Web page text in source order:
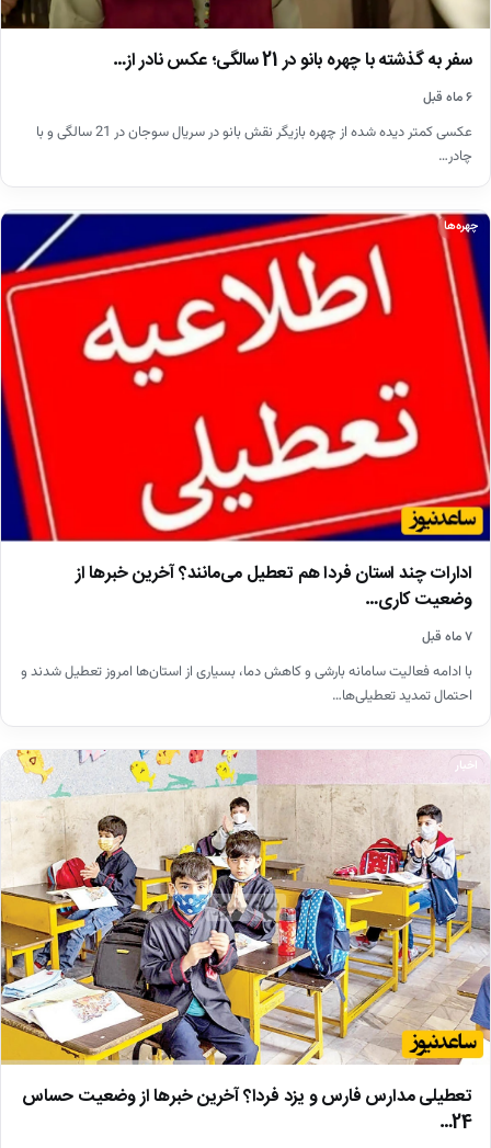
سفر به گذشته با چهره بانو در 21 سالگی؛ عکس نادر از…
۶ ماه قبل
عکسی کمتر دیده شده از چهره بازیگر نقش بانو در سریال سوجان در 21 سالگی و با
چادر…
چهره‌ها
ادارات چند استان فردا هم تعطیل می‌مانند؟ آخرین خبرها از
وضعیت کاری…
۷ ماه قبل
با ادامه فعالیت سامانه بارشی و کاهش دما، بسیاری از استان‌ها امروز تعطیل شدند و
احتمال تمدید تعطیلی‌ها…
اخبار
تعطیلی مدارس فارس و یزد فردا؟ آخرین خبرها از وضعیت حساس
24…